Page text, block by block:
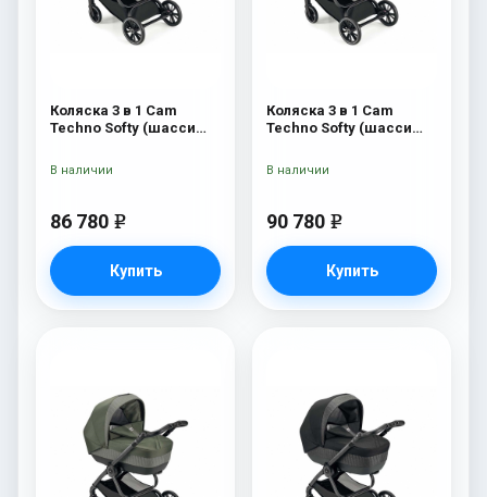
Коляска 3 в 1 Cam
Techno Softy (шасси
86 780 e
Купить
В наличии
Коляска 3 в 1 Cam
Techno Softy (шасси
90 780 e
Купить
В наличии